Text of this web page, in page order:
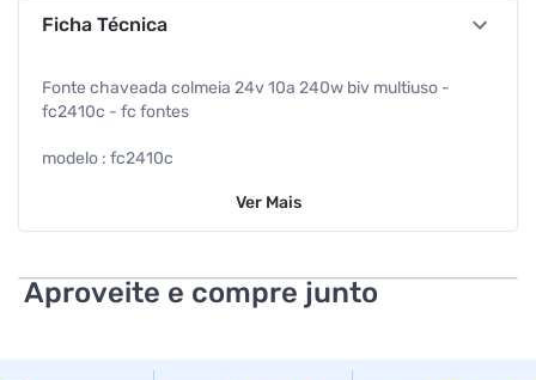
Ficha Técnica
Fonte chaveada colmeia 24v 10a 240w biv multiuso -
fc2410c - fc fontes
modelo : fc2410c
peso do produto : 0.65kg
Ver Mais
Aproveite e compre junto